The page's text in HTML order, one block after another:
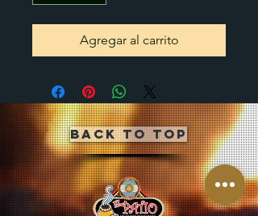
Agregar al carrito
Back to Top